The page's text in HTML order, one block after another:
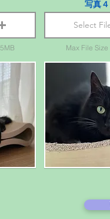
写真４
Select
Max File Size